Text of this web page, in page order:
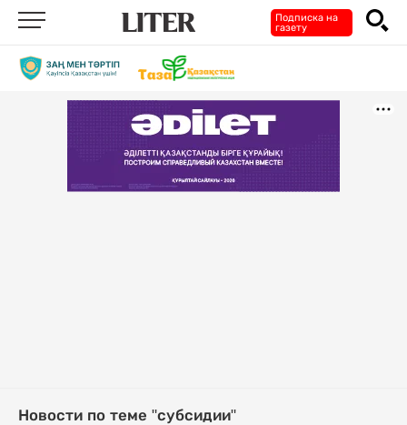
Подписка на
газету
Новости по теме "субсидии"